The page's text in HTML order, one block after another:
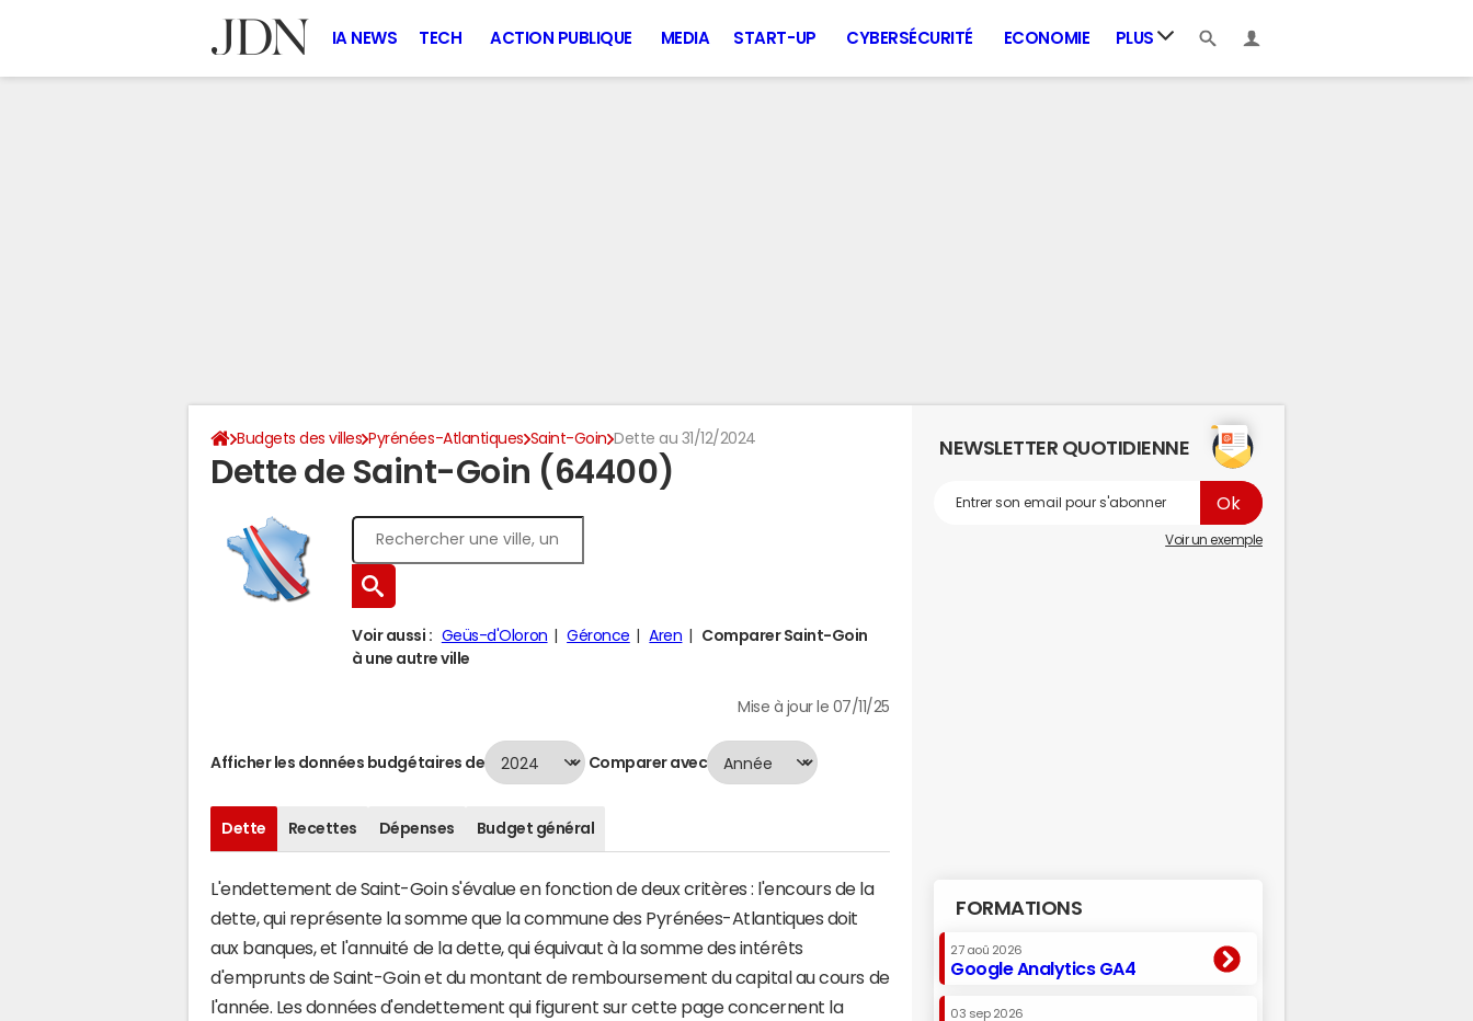
IA NEWS TECH ACTION PUBLIQUE MEDIA START-UP CYBERSÉCURITÉ ECONOMIE PLUS
Budgets des villes Pyrénées-Atlantiques Saint-Goin Dette au 31/12/2024
Dette de Saint-Goin (64400)
Voir aussi : Geüs-d'Oloron Géronce Aren
Comparer Saint-Goin
à une autre ville
Mise à jour le 07/11/25
Afficher les données budgétaires de Comparer avec
Dette Recettes Dépenses Budget général
L'endettement de Saint-Goin s'évalue en fonction de deux critères : l'encours de la
dette, qui représente la somme que la commune des Pyrénées-Atlantiques doit
aux banques, et l'annuité de la dette, qui équivaut à la somme des intérêts
d'emprunts de Saint-Goin et du montant de remboursement du capital au cours de
l'année. Les données d'endettement qui figurent sur cette page concernent la
NEWSLETTER QUOTIDIENNE
Voir un exemple
FORMATIONS
27 aoû 2026
Google Analytics GA4
03 sep 2026